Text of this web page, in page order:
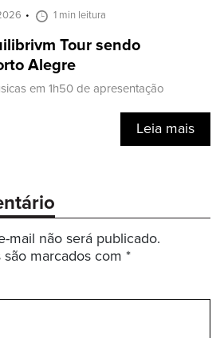
1 min leitura
Tour sendo
Alegre
em 1h50 de apresentação
Leia mais
mail não será publicado.
marcados com *